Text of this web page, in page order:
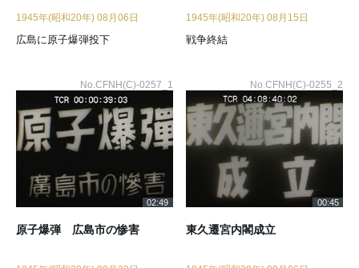
1945年(昭和20年) 08月06日
広島に原子爆弾投下
1945年(昭和20年) 08月15日
戦争終結
No.CFNH(C)-0257_1
02:49
原子爆弾 広島市の惨害
No.CFNH(C)-0255_2
00:45
東久遷宮内閣成立